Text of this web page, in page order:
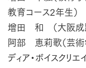
教育コース2年生）
增田 和 （大阪成
阿部 恵莉歌（芸術
ディア・ボイスクリ